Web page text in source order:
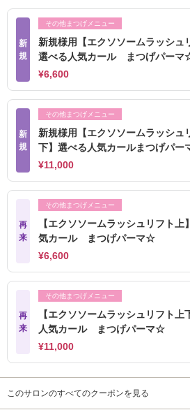
新
規
その他まつげメニュー
新規様用【エクソソームラッシュ
選べる人気カール まつげパー
¥6,600
新
規
その他まつげメニュー
新規様用【エクソソームラッシュ
下】選べる人気カールまつげパ
¥11,000
再
来
その他まつげメニュー
【エクソソームラッシュリフト上
気カール まつげパーマ☆
¥6,600
再
来
その他まつげメニュー
【エクソソームラッシュリフト上
人気カール まつげパーマ☆
¥11,000
このサロンのすべてのクーポンを見る